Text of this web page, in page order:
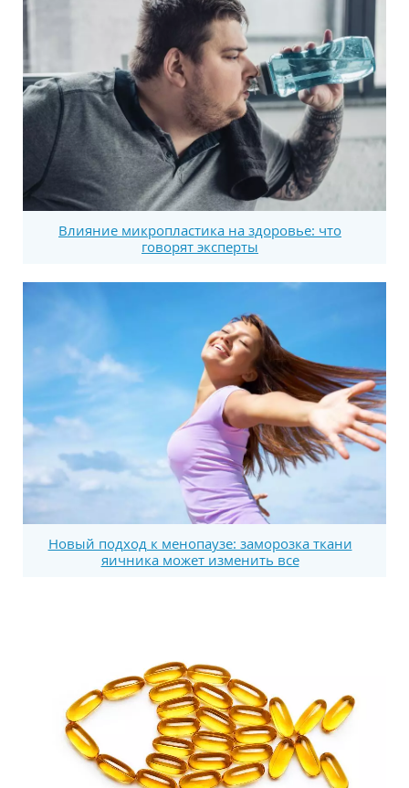
Влияние микропластика на здоровье: что
говорят эксперты
Новый подход к менопаузе: заморозка ткани
яичника может изменить все